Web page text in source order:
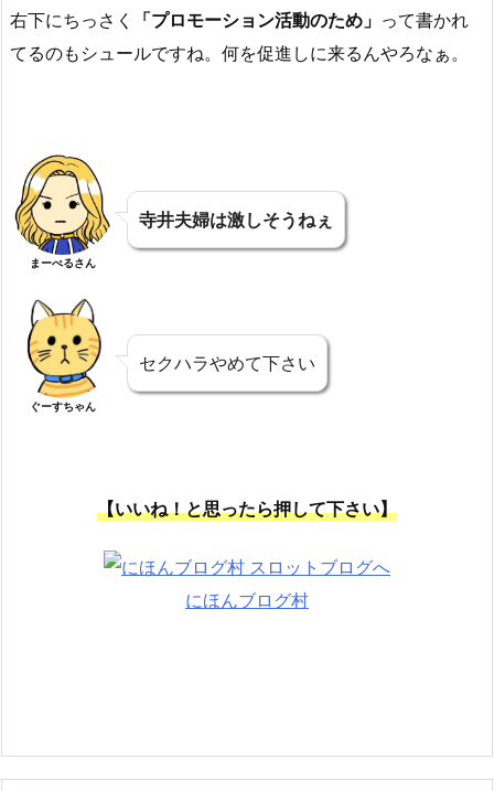
右下にちっさく 「プロモーション活動のため」 って書かれ
てるのもシュールですね。何を促進しに来るんやろなぁ。
まーべるさん
寺井夫婦は激しそうねぇ
ぐーすちゃん
セクハラやめて下さい
【いいね！と思ったら押して下さい】
にほんブログ村